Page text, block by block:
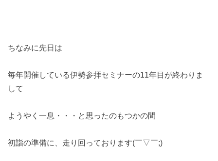
ちなみに先日は
毎年開催している伊勢参拝セミナーの11年目が終わりま
して
ようやく一息・・・と思ったのもつかの間
初詣の準備に、走り回っております(￣▽￣;)